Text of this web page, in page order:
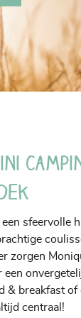
sfeervolle
zorgen
een
& breakfast of
centraal!